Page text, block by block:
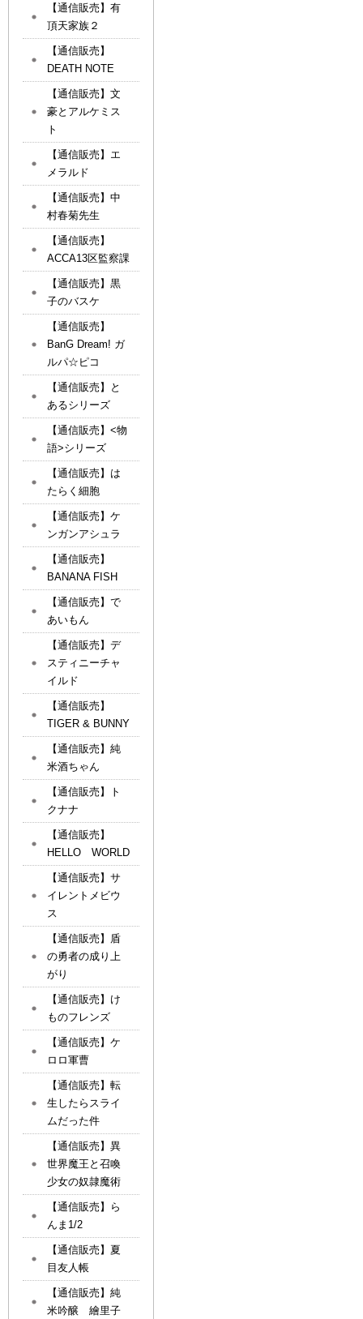
【通信販売】有
頂天家族２
【通信販売】
DEATH NOTE
【通信販売】文
豪とアルケミス
ト
【通信販売】エ
メラルド
【通信販売】中
村春菊先生
【通信販売】
ACCA13区監察課
【通信販売】黒
子のバスケ
【通信販売】
BanG Dream! ガ
ルパ☆ピコ
【通信販売】と
あるシリーズ
【通信販売】<物
語>シリーズ
【通信販売】は
たらく細胞
【通信販売】ケ
ンガンアシュラ
【通信販売】
BANANA FISH
【通信販売】で
あいもん
【通信販売】デ
スティニーチャ
イルド
【通信販売】
TIGER & BUNNY
【通信販売】純
米酒ちゃん
【通信販売】ト
クナナ
【通信販売】
HELLO WORLD
【通信販売】サ
イレントメビウ
ス
【通信販売】盾
の勇者の成り上
がり
【通信販売】け
ものフレンズ
【通信販売】ケ
ロロ軍曹
【通信販売】転
生したらスライ
ムだった件
【通信販売】異
世界魔王と召喚
少女の奴隷魔術
【通信販売】ら
んま1/2
【通信販売】夏
目友人帳
【通信販売】純
米吟醸 繪里子